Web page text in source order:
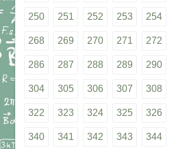
250 251 252 253 254
268 269 270 271 272
286 287 288 289 290
304 305 306 307 308
322 323 324 325 326
340 341 342 343 344